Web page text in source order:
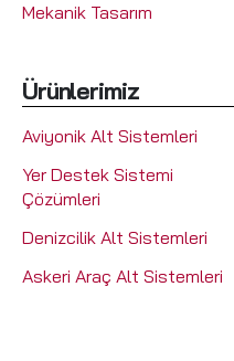
Mekanik Tasarım
Ürünlerimiz
Aviyonik Alt Sistemleri
Yer Destek Sistemi
Çözümleri
Denizcilik Alt Sistemleri
Askeri Araç Alt Sistemleri